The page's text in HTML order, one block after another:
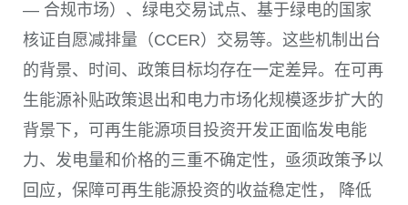
— 合规市场） 、绿电交易试点、基于绿电的国家
核证自愿减排量 （CCER） 交易等。这些机制出台
的背景、时间、政策目标均存在一定差异。在可再
生能源补贴政策退出和电力市场化规模逐步扩大的
背景下，可再生能源项目投资开发正面临发电能
力、发电量和价格的三重不确定性，亟须政策予以
回应，保障可再生能源投资的收益稳定性， 降低